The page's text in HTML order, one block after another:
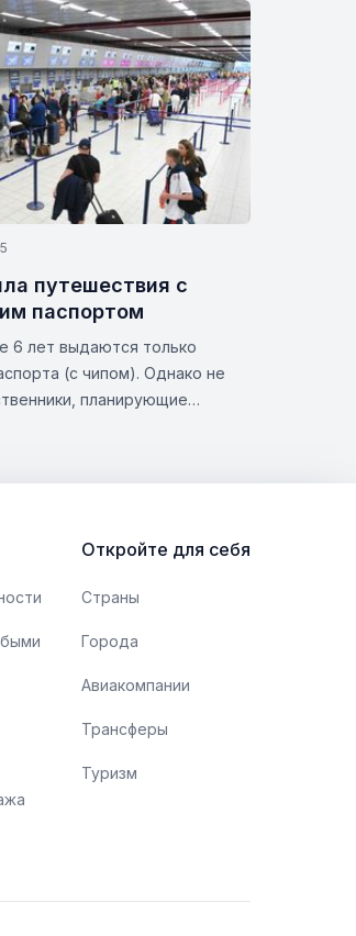
путешествия с
паспортом
6 лет выдаются только
(с чипом). Однако не
планирующие
Откройте для себя
Страны
Города
Авиакомпании
Трансферы
Туризм